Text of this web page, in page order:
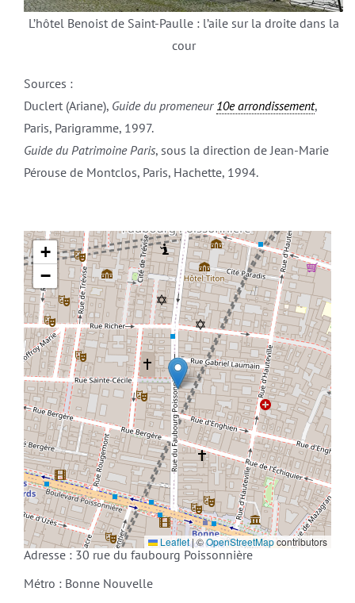
L’hôtel Benoist de Saint-Paulle : l’aile sur la droite dans la
cour
Sources :
Duclert (Ariane), Guide du promeneur 10e arrondissement,
Paris, Parigramme, 1997.
Guide du Patrimoine Paris, sous la direction de Jean-Marie
Pérouse de Montclos, Paris, Hachette, 1994.
+
−
Leaflet|©OpenStreetMapcontributors
Adresse : 30 rue du faubourg Poissonnière
Métro : Bonne Nouvelle